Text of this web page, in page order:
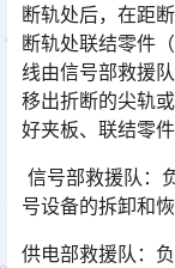
断轨处后，在距
断轨处联结零件
线由信号部救援
移出折断的尖轨
好夹板、联结零件
信号部救援队：
号设备的拆卸和恢
供电部救援队：